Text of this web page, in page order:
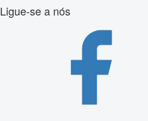
Ligue-se a nós